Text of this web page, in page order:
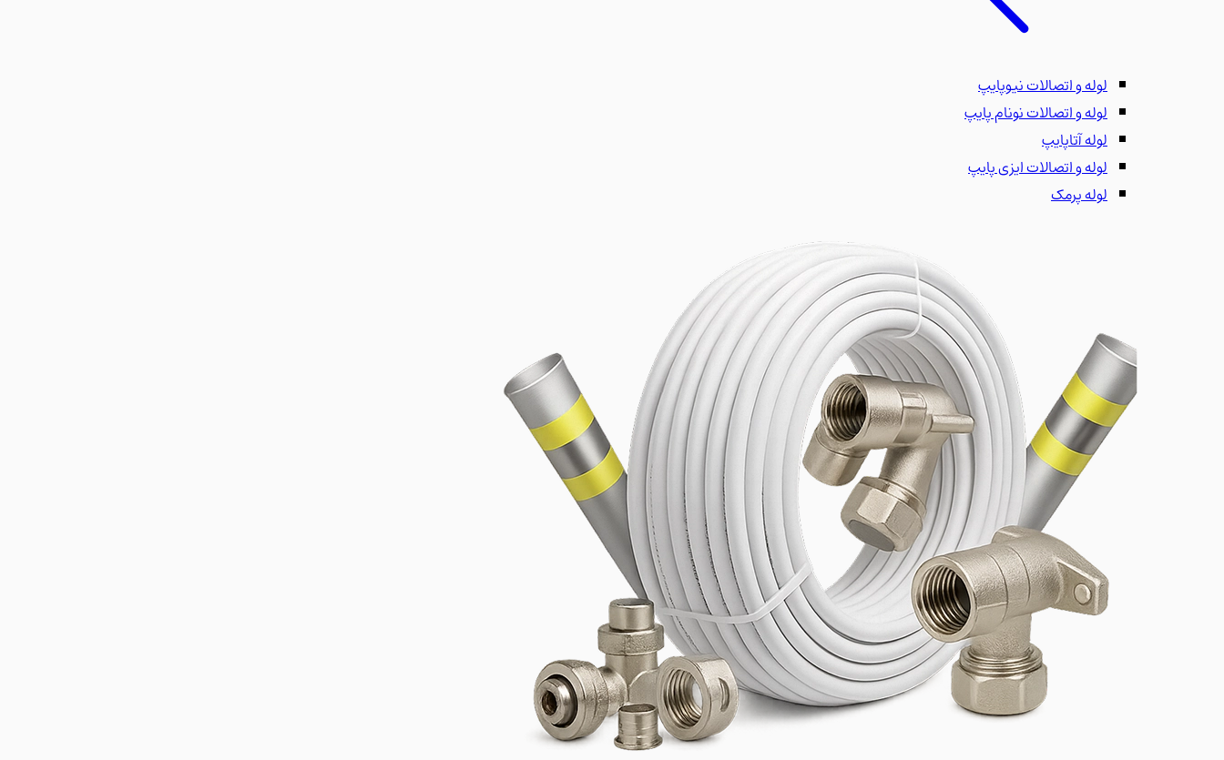
لوله و اتصالات نیوپایپ
لوله و اتصالات نونام پایپ
لوله آتاپایپ
لوله و اتصالات ایزی پایپ
لوله پرمک